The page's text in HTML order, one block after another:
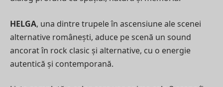
HELGA, una dintre trupele în ascensiune ale scenei
alternative românești, aduce pe scenă un sound
ancorat în rock clasic și alternative, cu o energie
autentică și contemporană.